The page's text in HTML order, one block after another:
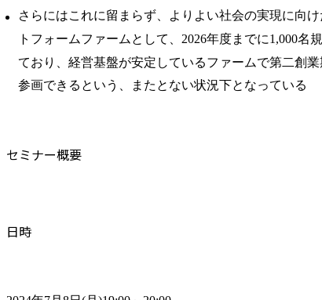
さらにはこれに留まらず、よりよい社会の実現に向
トフォームファームとして、2026年度までに1,000名
ており、経営基盤が安定しているファームで第二創
参画できるという、またとない状況下となっている
セミナー概要
日時